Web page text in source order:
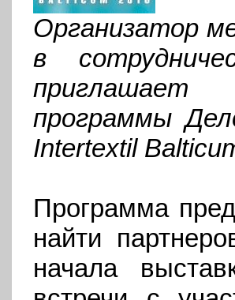
Организатор
в
приглашает
программы
Intertextil
Программа
найти
начала